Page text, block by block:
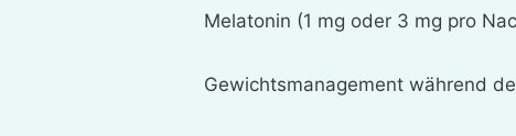
Melatonin (1 mg oder 3 mg pro
Gewichtsmanagement während